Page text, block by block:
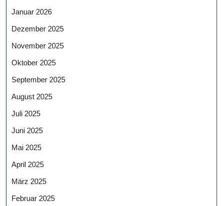
Januar 2026
Dezember 2025
November 2025
Oktober 2025
September 2025
August 2025
Juli 2025
Juni 2025
Mai 2025
April 2025
März 2025
Februar 2025